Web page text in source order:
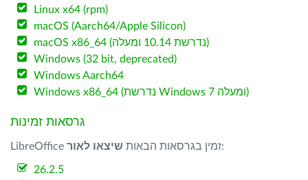
Linux x64 (rpm)
macOS (Aarch64/Apple Silicon)
macOS x86_64 (נדרשת 10.14 ומעלה)
Windows (32 bit, deprecated)
Windows Aarch64
Windows x86_64 (נדרשת Windows 7 ומעלה)
גרסאות זמינות
LibreOffice זמין בגרסאות הבאות שיצאו לאור :
26.2.5